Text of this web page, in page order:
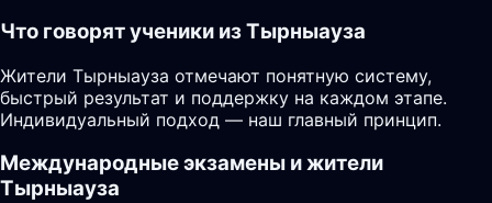
Что говорят ученики из Тырныауза
Жители Тырныауза отмечают понятную систему,
быстрый результат и поддержку на каждом этапе.
Индивидуальный подход — наш главный принцип.
Международные экзамены и жители
Тырныауза